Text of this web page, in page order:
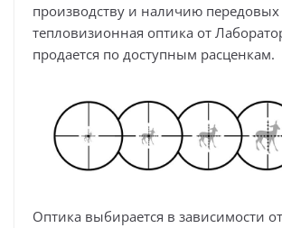
производству и наличию передовых
тепловизионная оптика от
продается по доступным расценкам.
Оптика выбирается в зависимости